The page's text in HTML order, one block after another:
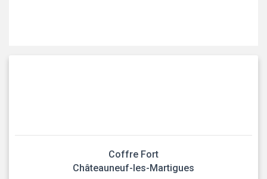
Coffre Fort
Châteauneuf-les-Martigues